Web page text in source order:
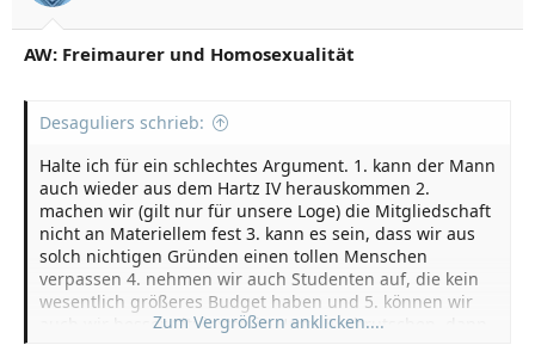
AW: Freimaurer und Homosexualität
Desaguliers schrieb:
Halte ich für ein schlechtes Argument. 1. kann der Mann
auch wieder aus dem Hartz IV herauskommen 2.
machen wir (gilt nur für unsere Loge) die Mitgliedschaft
nicht an Materiellem fest 3. kann es sein, dass wir aus
solch nichtigen Gründen einen tollen Menschen
verpassen 4. nehmen wir auch Studenten auf, die kein
wesentlich größeres Budget haben und 5. können wir
auch wir besser Situierten in Hartz IV abrutschen, dann
Zum Vergrößern anklicken....